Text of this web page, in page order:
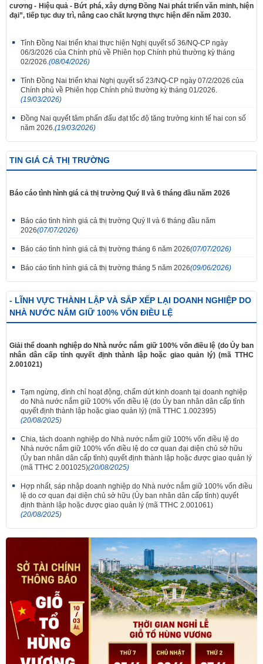
cương - Hiệu quả - Bứt phá, xây dựng Đồng Nai phát triển văn minh, hiện
đại”, tiếp tục duy trì, nâng cao chất lượng thực hiện đến năm 2030.
Tỉnh Đồng Nai triển khai thực hiện Nghị quyết số 36/NQ-CP ngày
06/3/2026 của Chính phủ về Phiên họp Chính phủ thường kỳ tháng
02/2026. (08/04/2026)
Tỉnh Đồng Nai triển khai Nghị quyết số 23/NQ-CP ngày 07/2/2026 của
Chính phủ về Phiên họp Chính phủ thường kỳ tháng 01/2026.
(19/03/2026)
Đồng Nai quyết tâm phấn đấu đạt tốc độ tăng trưởng kinh tế hai con số
năm 2026. (19/03/2026)
TIN GIÁ CẢ THỊ TRƯỜNG
Báo cáo tình hình giá cả thị trường Quý II và 6 tháng đầu năm 2026
Báo cáo tình hình giá cả thị trường Quý II và 6 tháng đầu năm
2026(07/07/2026)
Báo cáo tình hình giá cả thị trường tháng 6 năm 2026(07/07/2026)
Báo cáo tình hình giá cả thị trường tháng 5 năm 2026(09/06/2026)
- LĨNH VỰC THÀNH LẬP VÀ SẮP XẾP LẠI DOANH NGHIỆP DO
NHÀ NƯỚC NẮM GIỮ 100% VỐN ĐIỀU LỆ
Giải thể doanh nghiệp do Nhà nước nắm giữ 100% vốn điều lệ (do Ủy ban
nhân dân cấp tỉnh quyết định thành lập hoặc giao quản lý) (mã TTHC
2.001021)
Tạm ngừng, đình chỉ hoạt động, chấm dứt kinh doanh tại doanh nghiệp
do Nhà nước nắm giữ 100% vốn điều lệ (do Ủy ban nhân dân cấp tỉnh
quyết định thành lập hoặc giao quản lý) (mã TTHC 1.002395)
(20/08/2025)
Chia, tách doanh nghiệp do Nhà nước nắm giữ 100% vốn điều lệ do
Nhà nước nắm giữ 100% vốn điều lệ do cơ quan đại diện chủ sở hữu
(Ủy ban nhân dân cấp tỉnh) quyết định thành lập hoặc được giao quản lý
(mã TTHC 2.001025)(20/08/2025)
Hợp nhất, sáp nhập doanh nghiệp do Nhà nước nắm giữ 100% vốn điều
lệ do cơ quan đại diện chủ sở hữu (Ủy ban nhân dân cấp tỉnh) quyết
định thành lập hoặc được giao quản lý (mã TTHC 2.001061)
(20/08/2025)